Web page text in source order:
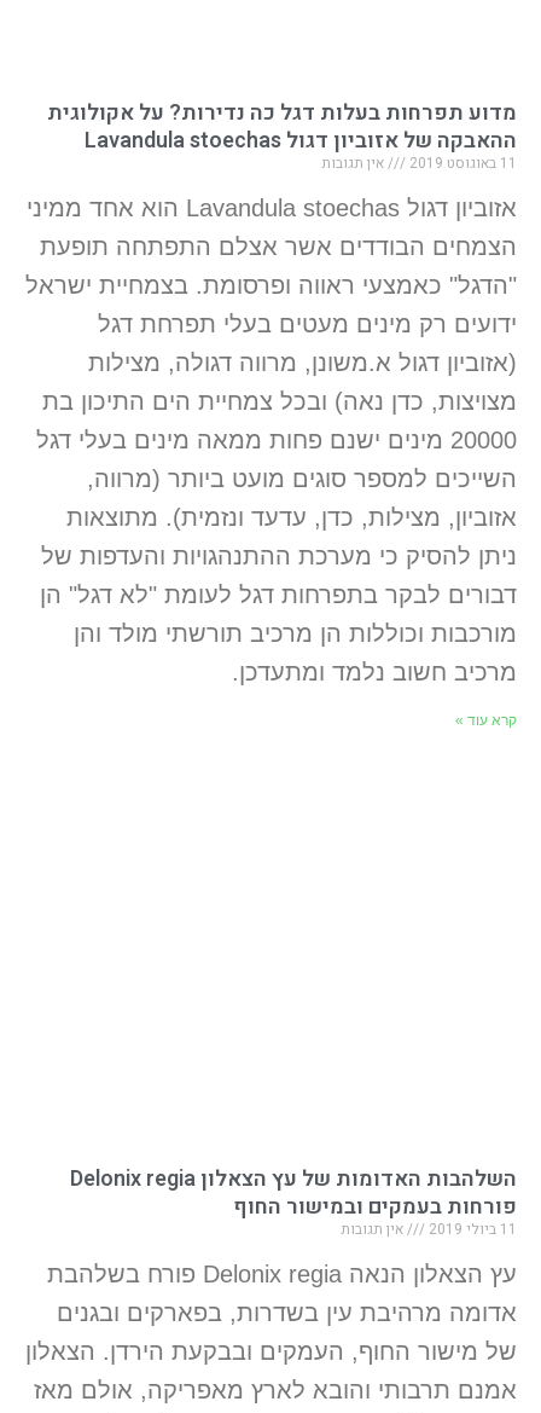
מדוע תפרחות בעלות דגל כה נדירות? על אקולוגית
ההאבקה של אזוביון דגול Lavandula stoechas
11 באוגוסט 2019 אין תגובות
אזוביון דגול Lavandula stoechas הוא אחד ממיני
הצמחים הבודדים אשר אצלם התפתחה תופעת
"הדגל" כאמצעי ראווה ופרסומת. בצמחיית ישראל
ידועים רק מינים מעטים בעלי תפרחת דגל
(אזוביון דגול א.משונן, מרווה דגולה, מצילות
מצויצות, כדן נאה) ובכל צמחיית הים התיכון בת
20000 מינים ישנם פחות ממאה מינים בעלי דגל
השייכים למספר סוגים מועט ביותר (מרווה,
אזוביון, מצילות, כדן, עדעד ונזמית). מתוצאות
ניתן להסיק כי מערכת ההתנהגויות והעדפות של
דבורים לבקר בתפרחות דגל לעומת "לא דגל" הן
מורכבות וכוללות הן מרכיב תורשתי מולד והן
מרכיב חשוב נלמד ומתעדכן.
קרא עוד »
השלהבות האדומות של עץ הצאלון Delonix regia
פורחות בעמקים ובמישור החוף
11 ביולי 2019 אין תגובות
עץ הצאלון הנאה Delonix regia פורח בשלהבת
אדומה מרהיבת עין בשדרות, בפארקים ובגנים
של מישור החוף, העמקים ובבקעת הירדן. הצאלון
אמנם תרבותי והובא לארץ מאפריקה, אולם מאז